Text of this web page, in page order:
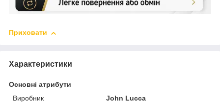
Приховати
Характеристики
Основні атрибути
Виробник
John Lucca